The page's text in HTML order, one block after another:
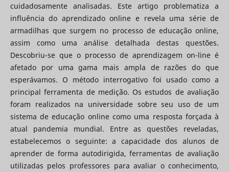
cuidadosamente analisadas. Este artigo problematiza a
influência do aprendizado online e revela uma série de
armadilhas que surgem no processo de educação online,
assim como uma análise detalhada destas questões.
Descobriu-se que o processo de aprendizagem on-line é
afetado por uma gama mais ampla de razões do que
esperávamos. O método interrogativo foi usado como a
principal ferramenta de medição. Os estudos de avaliação
foram realizados na universidade sobre seu uso de um
sistema de educação online como uma resposta forçada à
atual pandemia mundial. Entre as questões reveladas,
estabelecemos o seguinte: a capacidade dos alunos de
aprender de forma autodirigida, ferramentas de avaliação
utilizadas pelos professores para avaliar o conhecimento,